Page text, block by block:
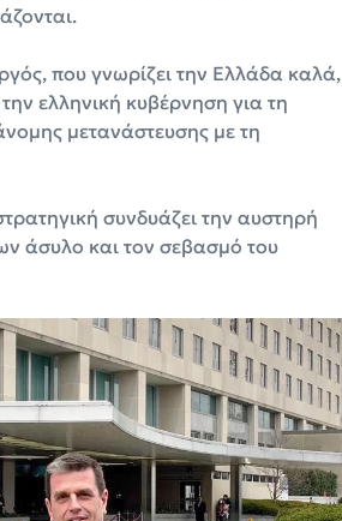
που γνωρίζει την Ελλάδα καλά,
ελληνική κυβέρνηση για τη
μετανάστευσης με τη
συνδυάζει την αυστηρή
άσυλο και τον σεβασμό του